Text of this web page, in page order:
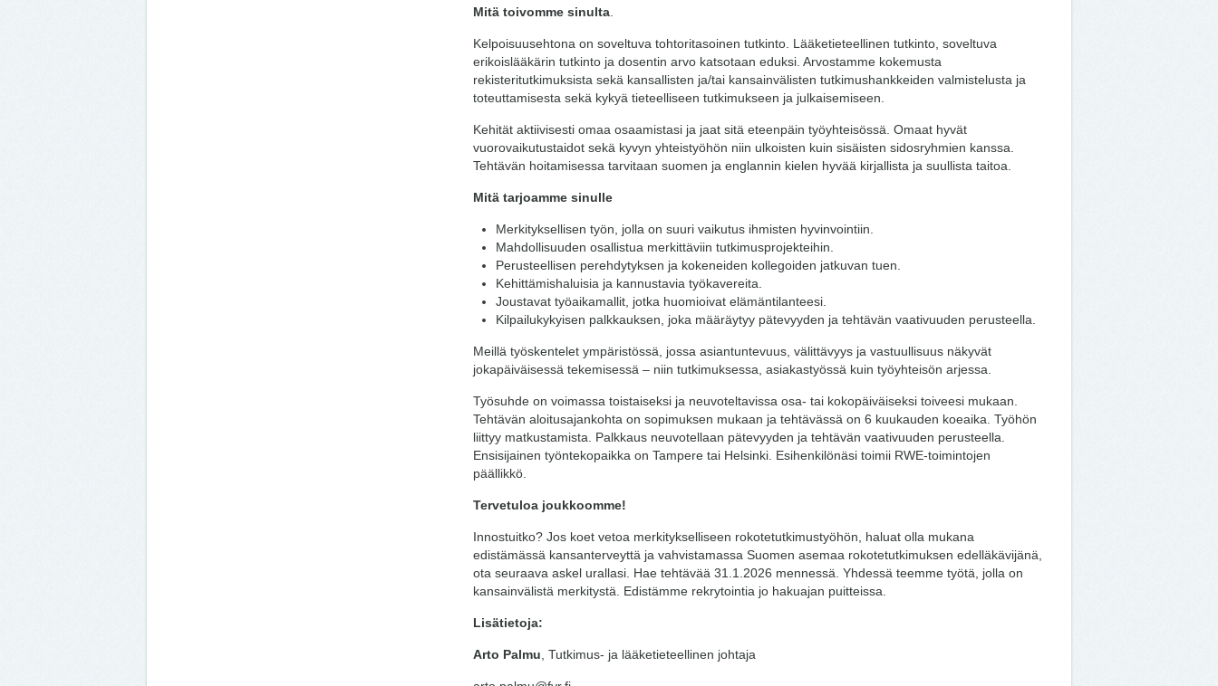
Mitä toivomme sinulta
Kelpoisuusehtona on soveltuva tohtoritasoinen tutkinto. Lääketieteellinen tutkinto, soveltuva
erikoislääkärin tutkinto ja dosentin arvo katsotaan eduksi. Arvostamme kokemusta
rekisteritutkimuksista sekä kansallisten ja/tai kansainvälisten tutkimushankkeiden valmistelusta ja
toteuttamisesta sekä kykyä tieteelliseen tutkimukseen ja julkaisemiseen.
Kehität aktiivisesti omaa osaamistasi ja jaat sitä eteenpäin työyhteisössä. Omaat hyvät
vuorovaikutustaidot sekä kyvyn yhteistyöhön niin ulkoisten kuin sisäisten sidosryhmien kanssa.
Tehtävän hoitamisessa tarvitaan suomen ja englannin kielen hyvää kirjallista ja suullista taitoa.
Mitä tarjoamme sinulle
Merkityksellisen työn, jolla on suuri vaikutus ihmisten hyvinvointiin.
Mahdollisuuden osallistua merkittäviin tutkimusprojekteihin.
Perusteellisen perehdytyksen ja kokeneiden kollegoiden jatkuvan tuen.
Kehittämishaluisia ja kannustavia työkavereita.
Joustavat työaikamallit, jotka huomioivat elämäntilanteesi.
Kilpailukykyisen palkkauksen, joka määräytyy pätevyyden ja tehtävän vaativuuden perusteella.
Meillä työskentelet ympäristössä, jossa asiantuntevuus, välittävyys ja vastuullisuus näkyvät
jokapäiväisessä tekemisessä – niin tutkimuksessa, asiakastyössä kuin työyhteisön arjessa.
Työsuhde on voimassa toistaiseksi ja neuvoteltavissa osa- tai kokopäiväiseksi toiveesi mukaan.
Tehtävän aloitusajankohta on sopimuksen mukaan ja tehtävässä on 6 kuukauden koeaika. Työhön
liittyy matkustamista. Palkkaus neuvotellaan pätevyyden ja tehtävän vaativuuden perusteella.
Ensisijainen työntekopaikka on Tampere tai Helsinki. Esihenkilönäsi toimii RWE-toimintojen
päällikkö.
Tervetuloa joukkoomme!
Innostuitko? Jos koet vetoa merkitykselliseen rokotetutkimustyöhön, haluat olla mukana
edistämässä kansanterveyttä ja vahvistamassa Suomen asemaa rokotetutkimuksen edelläkävijänä,
ota seuraava askel urallasi. Hae tehtävää 31.1.2026 mennessä. Yhdessä teemme työtä, jolla on
kansainvälistä merkitystä. Edistämme rekrytointia jo hakuajan puitteissa.
Lisätietoja:
Arto Palmu , Tutkimus- ja lääketieteellinen johtaja